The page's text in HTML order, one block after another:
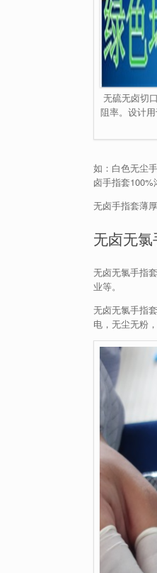
无硫无卤切
阻率。设计
如：白色无尘
卤手指套100%
无卤手指套薄
无卤无
无卤无氯手指
业等。
无卤无氯手指
电，无尘无粉